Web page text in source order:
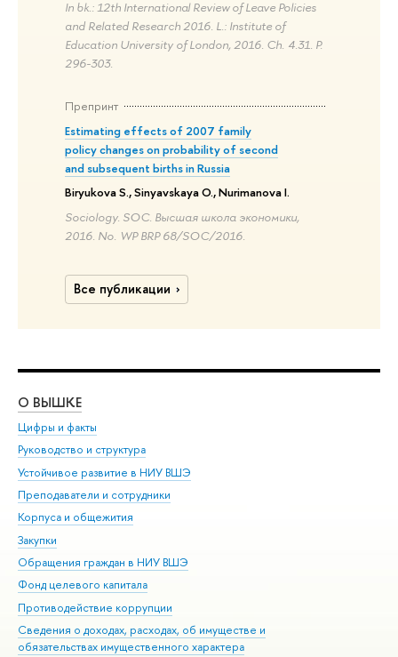
In bk.: 12th International Review of Leave Policies
and Related Research 2016. L.: Institute of
Education University of London, 2016. Ch. 4.31. P.
296-303.
Препринт
Estimating effects of 2007 family
policy changes on probability of second
and subsequent births in Russia
Biryukova S., Sinyavskaya O., Nurimanova I.
Sociology. SOC. Высшая школа экономики,
2016. No. WP BRP 68/SOC/2016.
Все публикации
О ВЫШКЕ
Цифры и факты
Руководство и структура
Устойчивое развитие в НИУ ВШЭ
Преподаватели и сотрудники
Корпуса и общежития
Закупки
Обращения граждан в НИУ ВШЭ
Фонд целевого капитала
Противодействие коррупции
Сведения о доходах, расходах, об имуществе и
обязательствах имущественного характера